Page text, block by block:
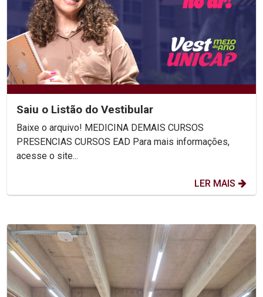
Saiu o Listão do Vestibular
Baixe o arquivo! MEDICINA DEMAIS CURSOS
PRESENCIAS CURSOS EAD Para mais informações,
acesse o site...
LER MAIS